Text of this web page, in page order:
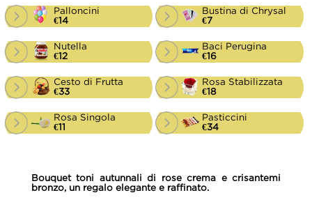
Palloncini
€14
Nutella
€12
Cesto di Frutta
€33
Rosa Singola
€11
Bustina di Chrysal
€7
Baci Perugina
€16
Rosa Stabilizzata
€18
Pasticcini
€34
Bouquet toni autunnali di rose crema e crisantemi
bronzo, un regalo elegante e raffinato.